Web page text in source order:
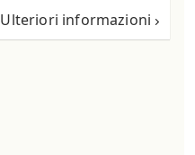
Ulteriori informazioni